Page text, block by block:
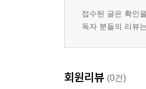
감광액의 도포
건조 과정
스크린 완성 상태 확인
접수된 글은 확인
독자 분들의 리뷰
회원리뷰 (0건)